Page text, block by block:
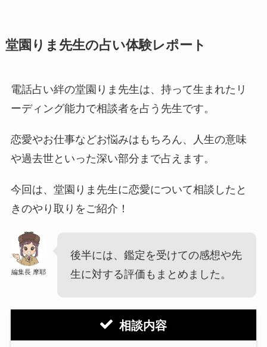
堂園りま先生の占い体験レポート
電話占い絆の堂園りま先生は、持って生まれたリ
ーディング能力で相談者を占う先生です。
恋愛やお仕事などお悩みはもちろん、人生の意味
や過去世といった深い部分まで占えます。
今回は、堂園りま先生に恋愛について相談したと
きのやり取りをご紹介！
編集長 摩耶
後半には、鑑定を受けての感想や先
生に対する評価もまとめました。
相談内容